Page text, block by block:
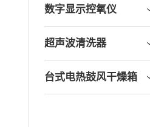
数字显示控氧仪
超声波清洗器
台式电热鼓风干燥箱